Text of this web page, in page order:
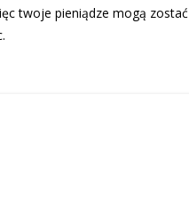
twoje pieniądze mogą zostać